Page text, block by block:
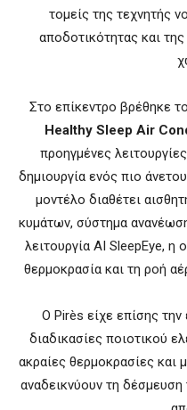
τομείς της τεχνητής
αποδοτικότητας και
Στο επίκεντρο βρέθηκε
Healthy Sleep Air
προηγμένες
δημιουργία ενός πιο
μοντέλο διαθέτει
κυμάτων, σύστημα
λειτουργία AI SleepEye, η
θερμοκρασία και τη ροή
Ο Pirès είχε επίσης την
διαδικασίες ποιοτικού
ακραίες θερμοκρασίες και
αναδεικνύουν τη δέσμευση